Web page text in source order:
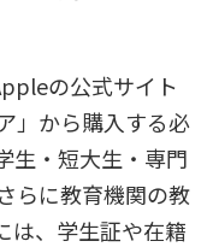
の公式サイト
」から購入する必
生・短大生・専門
らに教育機関の教
は、学生証や在籍